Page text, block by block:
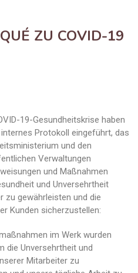
ZU COVID-19
19-Gesundheitskrise haben
internes Protokoll eingeführt, das
und den
Verwaltungen
und Maßnahmen
und Unversehrtheit
zu gewährleisten und die
Kunden sicherzustellen:
im Werk wurden
die Unversehrtheit und
Mitarbeiter zu